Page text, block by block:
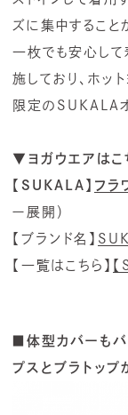
ズに集中すること
一枚でも安心して
施しており、ホッ
限定のSUKALAオ
▼ヨガウエアはこ
【SUKALA】 フラ
ー展開）
【ブランド名】
【一覧はこちら】
■体型カバーもバ
プスとブラトッ